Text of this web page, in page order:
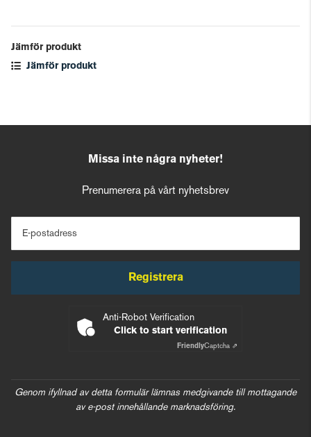
Jämför produkt
Jämför produkt
Missa inte några nyheter!
Prenumerera på vårt nyhetsbrev
E-postadress
Registrera
Anti-Robot Verification
Click to start verification
FriendlyCaptcha ⇗
Genom ifyllnad av detta formulär lämnas medgivande till mottagande
av e-post innehållande marknadsföring.